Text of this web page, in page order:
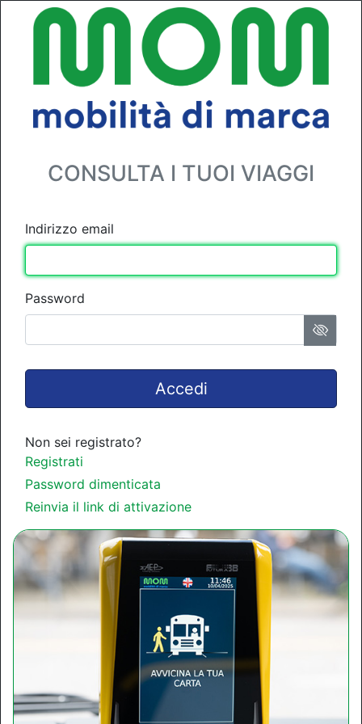
CONSULTA I TUOI VIAGGI
Indirizzo email
Password
Accedi
Non sei registrato?
Registrati
Password dimenticata
Reinvia il link di attivazione